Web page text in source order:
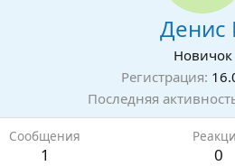
Денис
Новичок
Регистрация
Последняя
Сообщения
1 0